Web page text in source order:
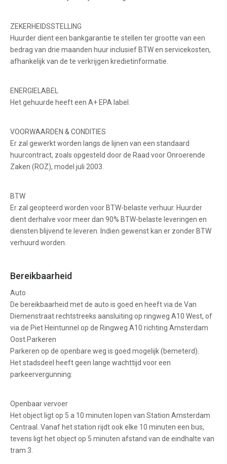
ZEKERHEIDSSTELLING
Huurder dient een bankgarantie te stellen ter grootte van een
bedrag van drie maanden huur inclusief BTW en servicekosten,
afhankelijk van de te verkrijgen kredietinformatie.
ENERGIELABEL
Het gehuurde heeft een A+ EPA label.
VOORWAARDEN & CONDITIES
Er zal gewerkt worden langs de lijnen van een standaard
huurcontract, zoals opgesteld door de Raad voor Onroerende
Zaken (ROZ), model juli 2003.
BTW
Er zal geopteerd worden voor BTW-belaste verhuur. Huurder
dient derhalve voor meer dan 90% BTW-belaste leveringen en
diensten blijvend te leveren. Indien gewenst kan er zonder BTW
verhuurd worden.
Bereikbaarheid
Auto
De bereikbaarheid met de auto is goed en heeft via de Van
Diemenstraat rechtstreeks aansluiting op ringweg A10 West, of
via de Piet Heintunnel op de Ringweg A10 richting Amsterdam
Oost.Parkeren
Parkeren op de openbare weg is goed mogelijk (bemeterd).
Het stadsdeel heeft geen lange wachttijd voor een
parkeervergunning:
Openbaar vervoer
Het object ligt op 5 a 10 minuten lopen van Station Amsterdam
Centraal. Vanaf het station rijdt ook elke 10 minuten een bus,
tevens ligt het object op 5 minuten afstand van de eindhalte van
tram 3.